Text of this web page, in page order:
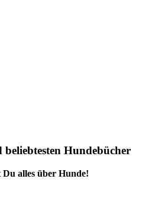
beliebtesten Hundebücher
Du alles über Hunde!